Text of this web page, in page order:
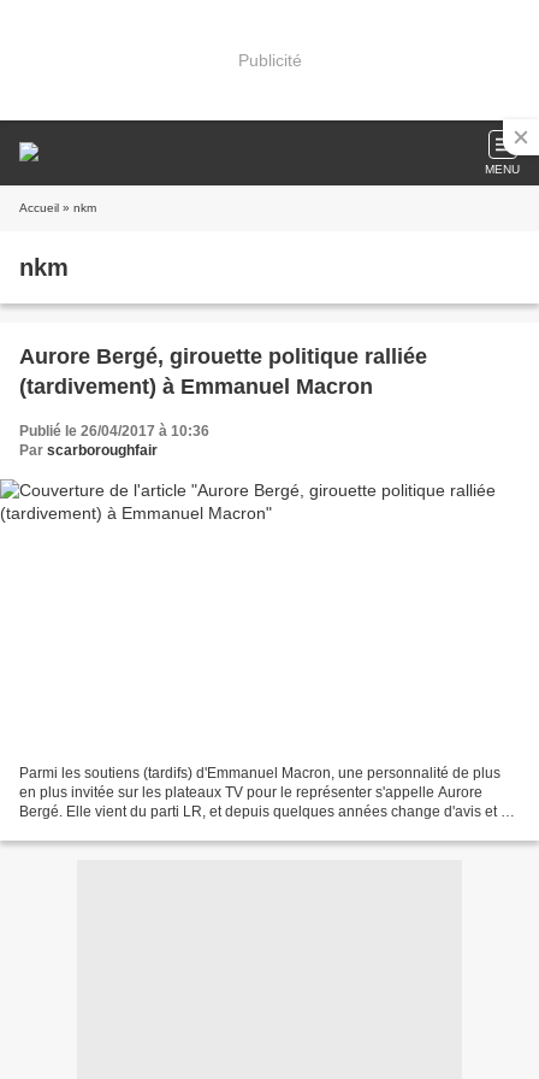
Publicité
MENU
Accueil » nkm
nkm
Aurore Bergé, girouette politique ralliée
(tardivement) à Emmanuel Macron
Publié le 26/04/2017 à 10:36
Par scarboroughfair
Parmi les soutiens (tardifs) d'Emmanuel Macron, une personnalité de plus
en plus invitée sur les plateaux TV pour le représenter s'appelle Aurore
Bergé. Elle vient du parti LR, et depuis quelques années change d'avis et de